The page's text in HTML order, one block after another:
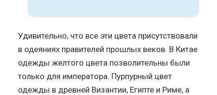
Удивительно, что все эти цвета присутствовали
в одеяниях правителей прошлых веков. В Китае
одежды желтого цвета позволительны были
только для императора. Пурпурный цвет
одежды в древней Византии, Египте и Риме, а